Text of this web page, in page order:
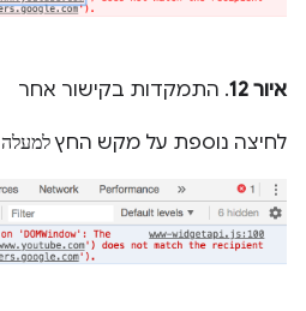
איור 12 . התמקדות בקישור אחר
לחיצה נוספת על מקש החץלמעלה